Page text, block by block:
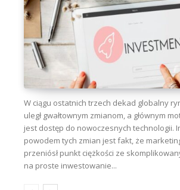
W ciągu ostatnich trzech dekad globalny
uległ gwałtownym zmianom, a głównym
jest dostęp do nowoczesnych technologii.
powodem tych zmian jest fakt, że
przeniósł punkt ciężkości ze
na proste inwestowanie...